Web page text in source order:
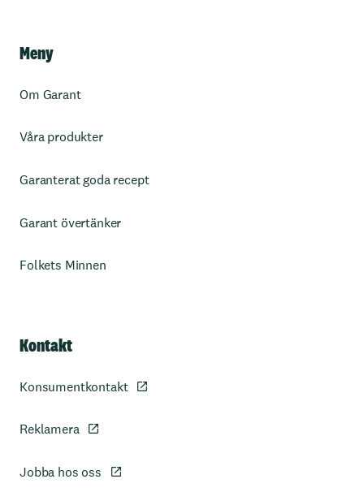
Meny
Om Garant
Våra produkter
Garanterat goda recept
Garant övertänker
Folkets Minnen
Kontakt
Konsumentkontakt
Reklamera
Jobba hos oss